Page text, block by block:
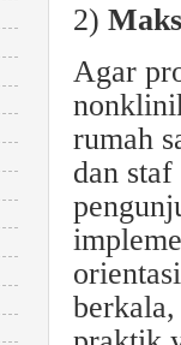
2)
Agar
rumah
dan